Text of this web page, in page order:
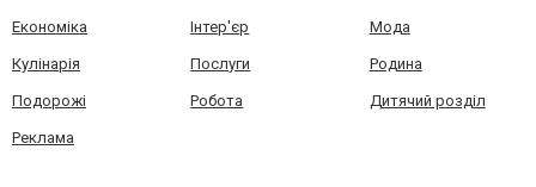
Економіка Інтер'єр Мода
Кулінарія Послуги Родина
Подорожі Робота Дитячий розділ
Реклама